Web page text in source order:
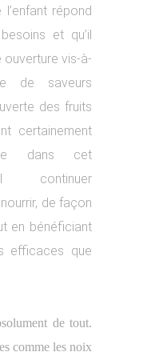
répond
et qu’il
ouverture vis-à-
de saveurs
des fruits
certainement
dans cet
continuer
de façon
en bénéficiant
efficaces que
de tout.
comme les noix